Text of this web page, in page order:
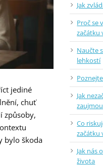
jediné
chuť
způsoby,
bylo škoda
Jak
Proč se
začátku
Naučte
lehkostí
Jak
Co
začátku
Jak nás
života